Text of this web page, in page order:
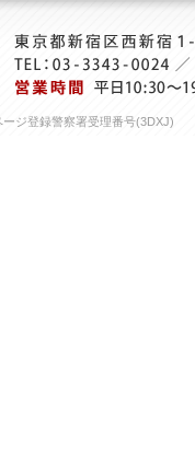
ジ登録警察署受理番号(3DXJ)